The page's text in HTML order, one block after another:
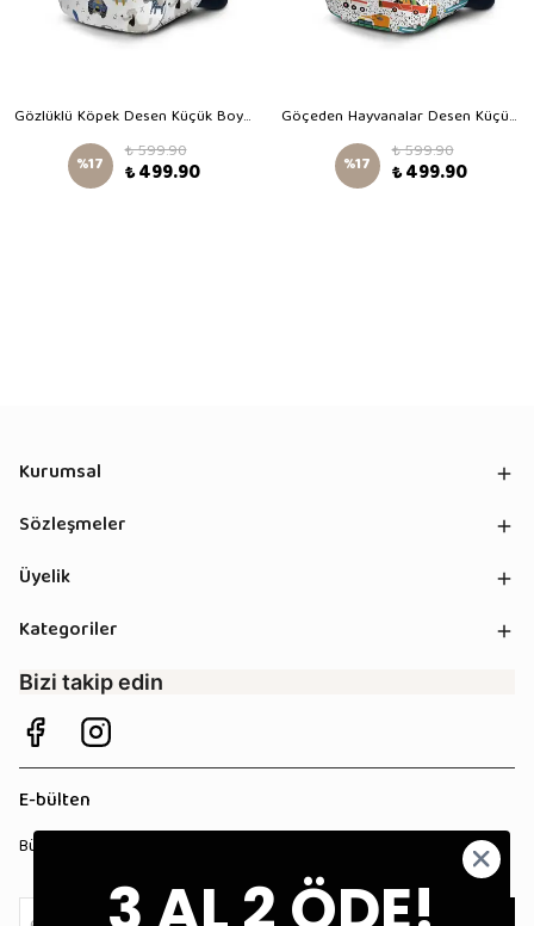
Gözlüklü Köpek Desen Küçük Boy Kreş Çantası
%17 ₺ 599.90
₺ 499.90
Göçeden Hayvanalar Desen Küçük Boy Kreş Çantası
%17 ₺ 599.90
₺ 499.90
Kurumsal
Sözleşmeler
Üyelik
Kategoriler
Bizi takip edin
E-bülten
Bültenimize kaydolun, tüm kampanyalardan anında haberdar olun!